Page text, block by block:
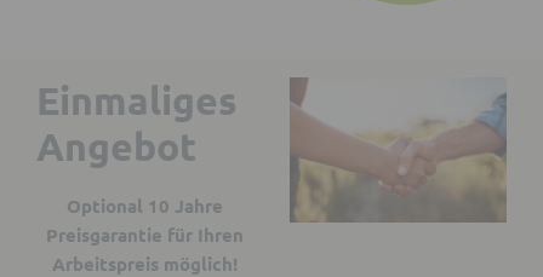
Einmaliges
Angebot
Optional 10 Jahre
Preisgarantie für Ihren
Arbeitspreis möglich!